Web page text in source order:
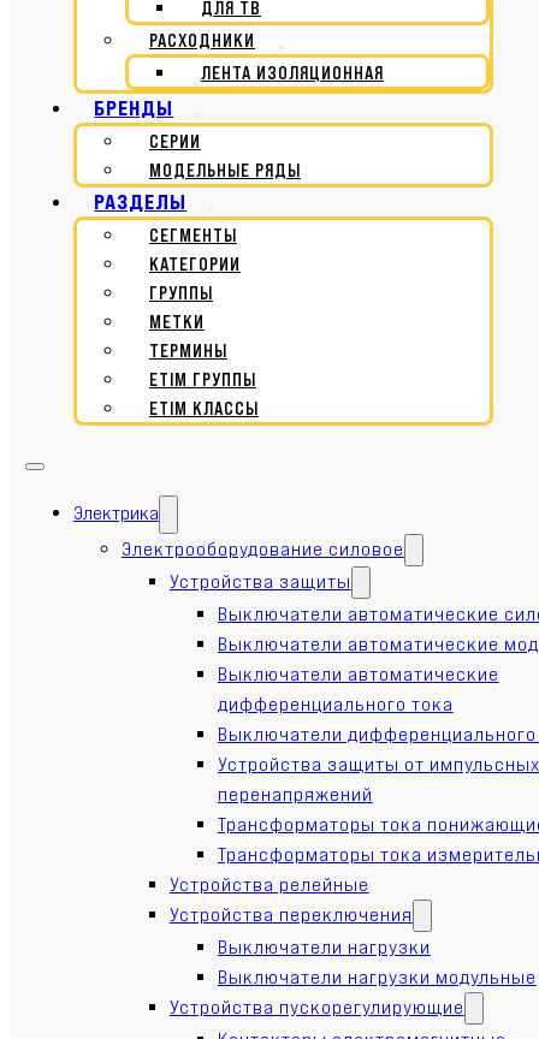
ДЛЯ ТВ
РАСХОДНИКИ
ЛЕНТА ИЗОЛЯЦИОННАЯ
БРЕНДЫ
СЕРИИ
МОДЕЛЬНЫЕ РЯДЫ
РАЗДЕЛЫ
СЕГМЕНТЫ
КАТЕГОРИИ
ГРУППЫ
МЕТКИ
ТЕРМИНЫ
ETIM ГРУППЫ
ETIM КЛАССЫ
Электрика
Электрооборудование силовое
Устройства защиты
Выключатели автоматические
Выключатели автоматические
Выключатели автоматические
дифференциального тока
Выключатели дифференциального
Устройства защиты от импульсных
перенапряжений
Трансформаторы тока
Трансформаторы тока
Устройства релейные
Устройства переключения
Выключатели нагрузки
Выключатели нагрузки модульные
Устройства пускорегулирующие